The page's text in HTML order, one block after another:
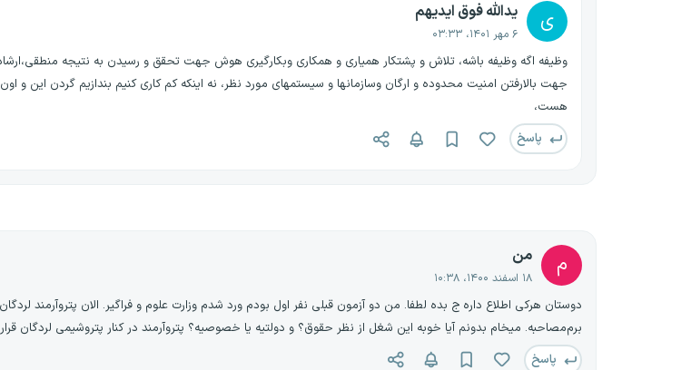
ی یدالله فوق ایدیهم
۶ مهر ۱۴۰۱، ۰۳:۳۳
وظیفه اگه وظیفه باشه، تلاش و پشتکار همیاری و همکاری وبکارگیری هوش جهت تحقق و رسیدن به نتیجه
جهت بالارفتن امنیت محدوده و ارگان وسازمانها و سیستمهای مورد نظر، نه اینکه کم کاری کنیم بندازیم گردن این و
هست،
پاسخ
م من
۱۸ اسفند ۱۴۰۰، ۱۰:۳۸
دوستان هرکی اطلاع داره ج بده لطفا. من دو آزمون قبلی نفر اول بودم ورد شدم وزارت علوم و فراگیر. الان پتروآرمند
برم‌مصاحبه. میخام بدونم آیا خوبه این شغل از نظر حقوق؟ و دولتیه یا خصوصیه؟ پتروآرمند در کنار پتروشیمی لردگان
پاسخ